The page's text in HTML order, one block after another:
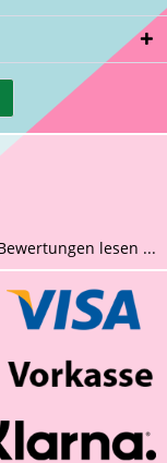
lesen ...